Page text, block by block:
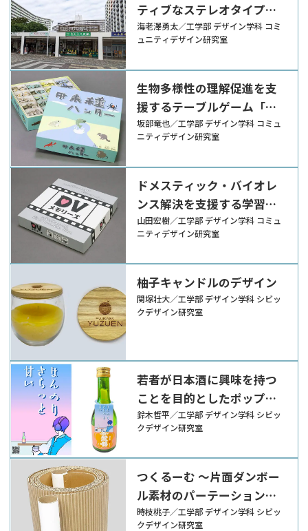
ティブなステレオタイプの
解消に寄与する交流イベン
ト「団地トーク」
海老澤勇太／工学部 デザイン学科 コミ
ュニティデザイン研究室
生物多様性の理解促進を支
援するテーブルゲーム「外
来種ハンター」
坂部竜也／工学部 デザイン学科 コミュ
ニティデザイン研究室
ドメスティック・バイオレ
ンス解決を支援する学習ツ
ール「DVメモリーズ」
山田宏樹／工学部 デザイン学科 コミュ
ニティデザイン研究室
柚子キャンドルのデザイン
関塚壮大／工学部 デザイン学科 シビッ
クデザイン研究室
若者が日本酒に興味を持つ
ことを目的としたポップの
デザイン
鈴木哲平／工学部 デザイン学科 シビッ
クデザイン研究室
つくるーむ ～片面ダンボー
ル素材のパーテーション制
作～
時枝桃子／工学部 デザイン学科 シビッ
クデザイン研究室